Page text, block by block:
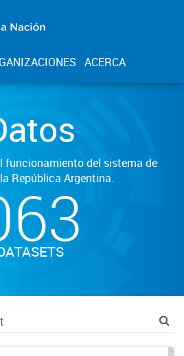
ACERCA
funcionamiento del sistema de
República Argentina.